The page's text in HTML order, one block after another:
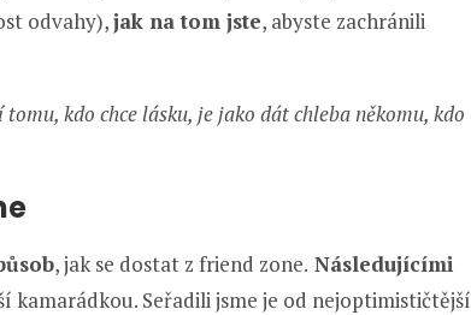
odvahy),jak na tom jste, abyste zachránili
kdo chce lásku, je jako dát chleba někomu, kdo
, jak se dostat z friend zone. Následujícími
kamarádkou. Seřadili jsme je od nejoptimističtější